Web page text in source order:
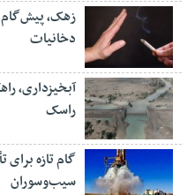
زهک،
دخانیات
آبخیزداری،
راسک
گام تازه برای
سیب‌وسوران